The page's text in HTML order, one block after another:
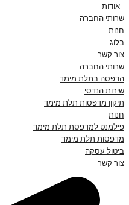
- אודות
שרותי החברה
חנות
בלוג
צור קשר
שרותי החברה
הדפסה בתלת מימד
שירות הנדסי
תיקון מדפסות תלת מימד
חנות
פילמנט למדפסת תלת מימד
מדפסות תלת מימד
ביטול עסקה
צור קשר